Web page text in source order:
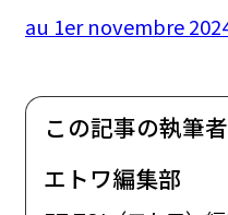
au 1er novembre
この記事の執筆者
エトワ編集部